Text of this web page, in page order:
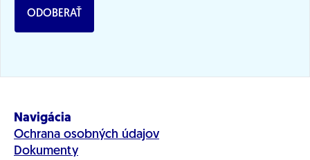
ODOBERAŤ
Navigácia
Ochrana osobných údajov
Dokumenty